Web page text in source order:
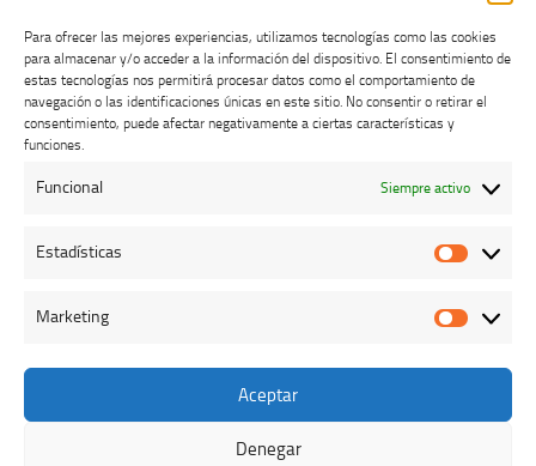
Para ofrecer las mejores experiencias, utilizamos tecnologías como las cookies
para almacenar y/o acceder a la información del dispositivo. El consentimiento de
estas tecnologías nos permitirá procesar datos como el comportamiento de
navegación o las identificaciones únicas en este sitio. No consentir o retirar el
consentimiento, puede afectar negativamente a ciertas características y
funciones.
Funcional Siempre activo
Estadísticas
Marketing
Aceptar
Denegar
Buzón de dudas, quejas y sugerencias
Colegio Oficial de Veterinarios de Cáceres © 2026. Todos los